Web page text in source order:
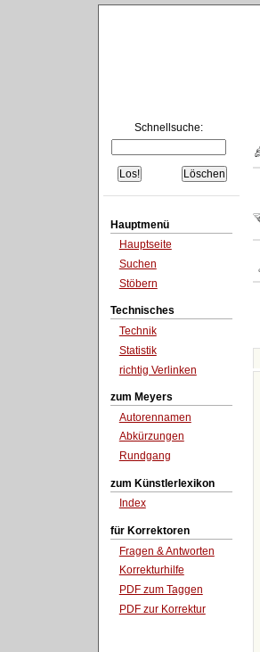
Schnellsuche:
Hauptmenü
Hauptseite
Suchen
Stöbern
Technisches
Technik
Statistik
richtig Verlinken
zum Meyers
Autorennamen
Abkürzungen
Rundgang
zum Künstlerlexikon
Index
für Korrektoren
Fragen & Antworten
Korrekturhilfe
PDF zum Taggen
PDF zur Korrektur